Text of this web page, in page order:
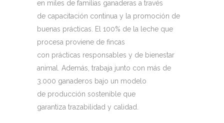
en miles de familias ganaderas a través
de capacitación continua y la promoción de
buenas prácticas. El 100% de la leche que
procesa proviene de fincas
con prácticas responsables y de bienestar
animal. Además, trabaja junto con más de
3.000 ganaderos bajo un modelo
de producción sostenible que
garantiza trazabilidad y calidad.